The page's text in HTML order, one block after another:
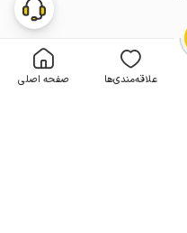
علاقه‌مندی‌ها صفحه اصلی